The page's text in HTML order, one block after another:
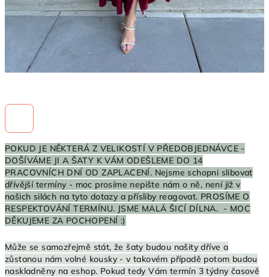
POKUD JE NĚKTERÁ Z VELIKOSTÍ V PŘEDOBJEDNÁVCE -
DOŠÍVÁME JI A ŠATY K VÁM ODEŠLEME DO 14
PRACOVNÍCH DNÍ OD ZAPLACENÍ. Nejsme schopni slibovat
dřívější termíny - moc prosíme nepište nám o ně, není již v
našich silách na tyto dotazy a přísliby reagovat. PROSÍME O
RESPEKTOVÁNÍ TERMÍNU. JSME MALÁ ŠICÍ DÍLNA. - MOC
DĚKUJEME ZA POCHOPENÍ :)
Může se samozřejmě stát, že šaty budou našity dříve a
zůstanou nám volné kousky - v takovém případě potom budou
naskladněny na eshop. Pokud tedy Vám termín 3 týdny časově